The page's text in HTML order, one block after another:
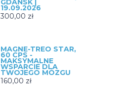
GDAŃSK |
19.09.2026
300,00 zł
MAGNE-TREO STAR,
60 CPS -
MAKSYMALNE
WSPARCIE DLA
TWOJEGO MÓZGU
160,00 zł